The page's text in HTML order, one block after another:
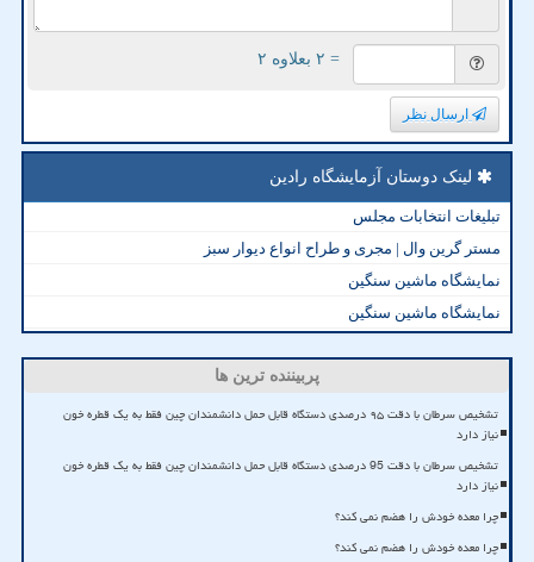
= ۲ بعلاوه ۲
ارسال نظر
لینک دوستان آزمایشگاه رادین
تبلیغات انتخابات مجلس
مستر گرین وال | مجری و طراح انواع دیوار سبز
نمایشگاه ماشین سنگین
نمایشگاه ماشین سنگین
پربیننده ترین ها
تشخیص سرطان با دقت ۹۵ درصدی دستگاه قابل حمل دانشمندان چین فقط به یک قطره خون
نیاز دارد
تشخیص سرطان با دقت 95 درصدی دستگاه قابل حمل دانشمندان چین فقط به یک قطره خون
نیاز دارد
چرا معده خودش را هضم نمی کند؟
چرا معده خودش را هضم نمی کند؟